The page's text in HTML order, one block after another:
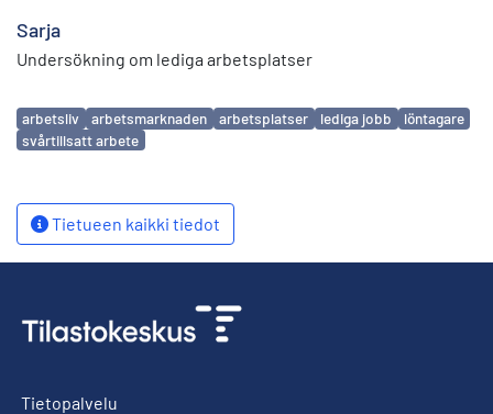
Sarja
Undersökning om lediga arbetsplatser
Avainsanat
arbetsliv arbetsmarknaden arbetsplatser lediga jobb
löntagare
svårtillsatt arbete
Tietueen kaikki tiedot
Tietopalvelu